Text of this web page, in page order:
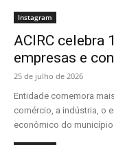
Instagram
ACIRC celebra
empresas e
25 de julho de 2026
Entidade comemora
comércio, a indústria, o
econômico do